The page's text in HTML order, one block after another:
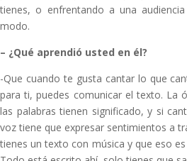
tienes, o enfrentando a una
modo.
– ¿Qué aprendió usted en él?
-Que cuando te gusta cantar lo que
para ti, puedes comunicar el texto. La
las palabras tienen significado, y si
voz tiene que expresar sentimientos a
tienes un texto con música y que eso